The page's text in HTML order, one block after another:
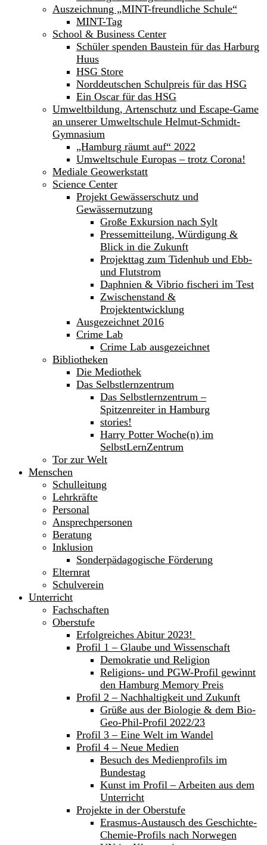
Auszeichnung „MINT-freundliche Schule“
MINT-Tag
School & Business Center
Schüler spenden Baustein für das Harburg
Huus
HSG Store
Norddeutschen Schulpreis für das HSG
Ein Oscar für das HSG
Umweltbildung, Artenschutz und Escape-Game
an unserer Umweltschule Helmut-Schmidt-
Gymnasium
„Hamburg räumt auf“ 2022
Umweltschule Europas – trotz Corona!
Mediale Geowerkstatt
Science Center
Projekt Gewässerschutz und
Gewässernutzung
Große Exkursion nach Sylt
Pressemitteilung, Würdigung &
Blick in die Zukunft
Projekttag zum Tidenhub und Ebb-
und Flutstrom
Daphnien & Vibrio fischeri im Test
Zwischenstand &
Projektentwicklung
Ausgezeichnet 2016
Crime Lab
Crime Lab ausgezeichnet
Bibliotheken
Die Mediothek
Das Selbstlernzentrum
Das Selbstlernzentrum –
Spitzenreiter in Hamburg
stories!
Harry Potter Woche(n) im
SelbstLernZentrum
Tor zur Welt
Menschen
Schulleitung
Lehrkräfte
Personal
Ansprechpersonen
Beratung
Inklusion
Sonderpädagogische Förderung
Elternrat
Schulverein
Unterricht
Fachschaften
Oberstufe
Erfolgreiches Abitur 2023!
Profil 1 – Glaube und Wissenschaft
Demokratie und Religion
Religions- und PGW-Profil gewinnt
den Hamburg Memory Preis
Profil 2 – Nachhaltigkeit und Zukunft
Grüße aus der Biologie & dem Bio-
Geo-Phil-Profil 2022/23
Profil 3 – Eine Welt im Wandel
Profil 4 – Neue Medien
Besuch des Medienprofils im
Bundestag
Kunst im Profil – Arbeiten aus dem
Unterricht
Projekte in der Oberstufe
Erasmus-Austausch des Geschichte-
Chemie-Profils nach Norwegen